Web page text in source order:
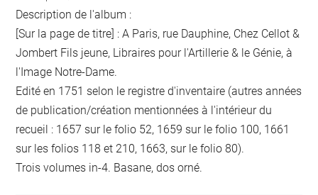
Description de l'album :
[Sur la page de titre] : A Paris, rue Dauphine, Chez Cellot &
Jombert Fils jeune, Libraires pour l'Artillerie & le Génie, à
l'Image Notre-Dame.
Edité en 1751 selon le registre d'inventaire (autres années
de publication/création mentionnées à l'intérieur du
recueil : 1657 sur le folio 52, 1659 sur le folio 100, 1661
sur les folios 118 et 210, 1663, sur le folio 80).
Trois volumes in-4. Basane, dos orné.